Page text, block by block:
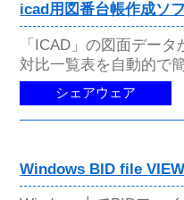
icad用図番台帳作成ソ
「ICAD」の図面デー
対比一覧表を自動的で
シェアウェア
Windows BID file